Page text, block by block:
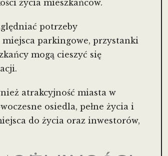
życia mieszkańców.
potrzeby
parkingowe, przystanki
mogą cieszyć się
atrakcyjność miasta w
osiedla, pełne życia i
do życia oraz inwestorów,